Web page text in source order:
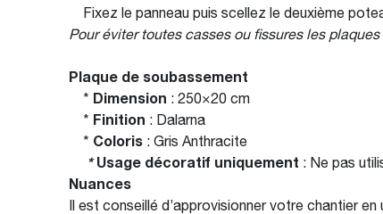
Fixez le panneau puis scellez le deuxième
Pour éviter toutes casses ou fissures les
Plaque de soubassement
* Dimension : 250×20 cm
* Finition : Dalarna
* Coloris : Gris Anthracite
*Usage décoratif uniquement : Ne pas
Nuances
Il est conseillé d’approvisionner votre chantier